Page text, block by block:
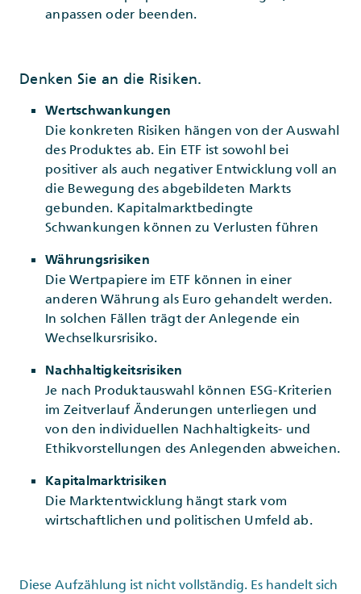
anpassen oder beenden.
Denken Sie an die Risiken.
Wertschwankungen
Die konkreten Risiken hängen von der Auswahl
des Produktes ab. Ein ETF ist sowohl bei
positiver als auch negativer Entwicklung voll an
die Bewegung des abgebildeten Markts
gebunden. Kapitalmarktbedingte
Schwankungen können zu Verlusten führen
Währungsrisiken
Die Wertpapiere im ETF können in einer
anderen Währung als Euro gehandelt werden.
In solchen Fällen trägt der Anlegende ein
Wechselkursrisiko.
Nachhaltigkeitsrisiken
Je nach Produktauswahl können ESG-Kriterien
im Zeitverlauf Änderungen unterliegen und
von den individuellen Nachhaltigkeits- und
Ethikvorstellungen des Anlegenden abweichen.
Kapitalmarktrisiken
Die Marktentwicklung hängt stark vom
wirtschaftlichen und politischen Umfeld ab.
Diese Aufzählung ist nicht vollständig. Es handelt sich